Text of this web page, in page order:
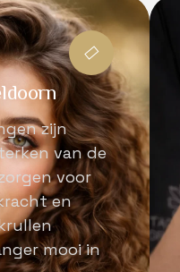
zijn
van de
voor
en
mooi in